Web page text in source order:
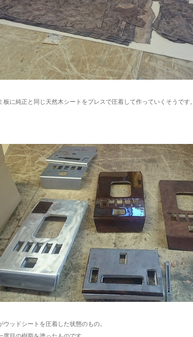
板に純正と同じ天然木シートをプレスで圧着して作っていくそうです。
ウッドシートを圧着した状態のもの。